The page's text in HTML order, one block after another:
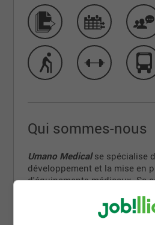
Qui sommes-nous
Umano Medicalse spécialise
développement et la mise en
d'équipements médicaux. Sa
de la FDA affirme la position
les leaders mondiaux en